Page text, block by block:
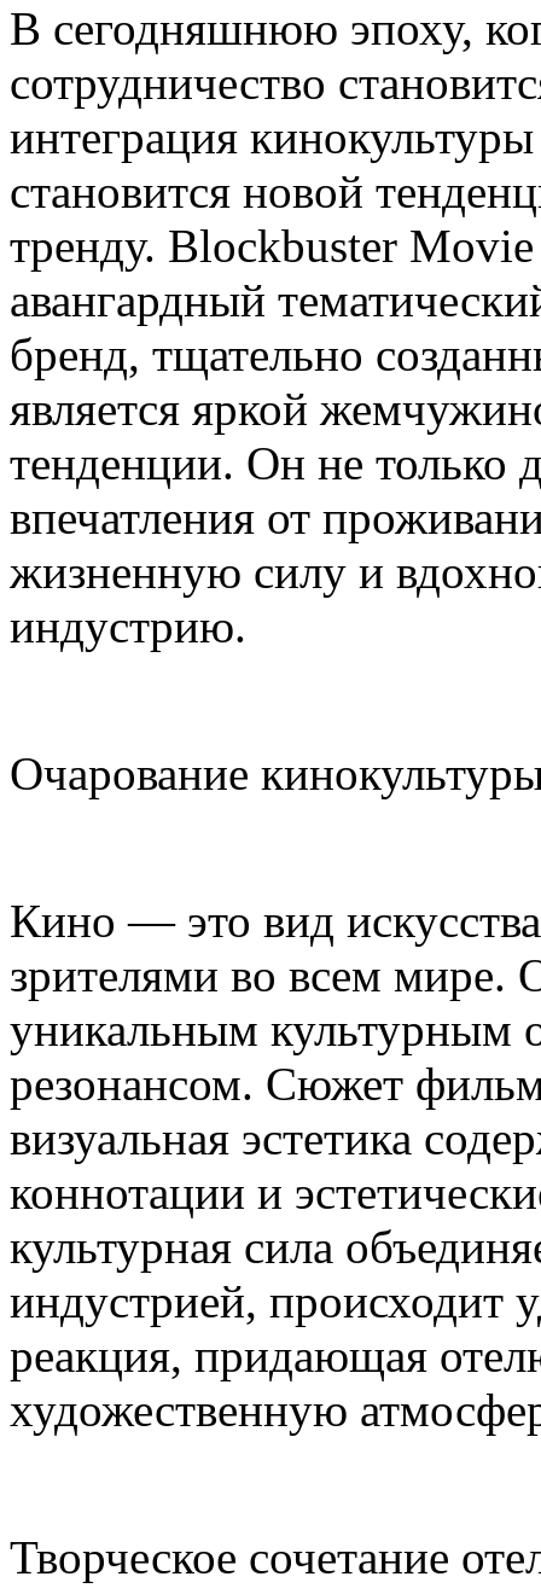
В сегодняшнюю эпоху,
сотрудничество
интеграция
становится новой
тренду. Blockbuster
авангардный
бренд, тщательно
является яркой
тенденции. Он не только
впечатления от
жизненную силу и
индустрию.
Очарование
Кино — это вид
зрителями во всем мире.
уникальным культурным
резонансом. Сюжет
визуальная эстетика
коннотации и
культурная сила
индустрией, происходит
реакция, придающая
художественную
Творческое сочетание